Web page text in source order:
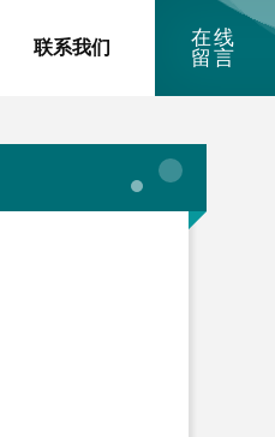
联系我们
在线
留言